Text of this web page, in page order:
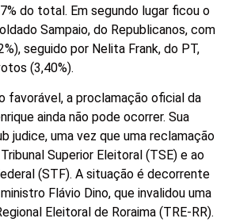
do total. Em segundo lugar ficou o
Sampaio, do Republicanos, com
seguido por Nelita Frank, do PT,
(3,40%).
favorável, a proclamação oficial da
ainda não pode ocorrer. Sua
judice, uma vez que uma reclamação
Superior Eleitoral (TSE) e ao
(STF). A situação é decorrente
Flávio Dino, que invalidou uma
Eleitoral de Roraima (TRE-RR).